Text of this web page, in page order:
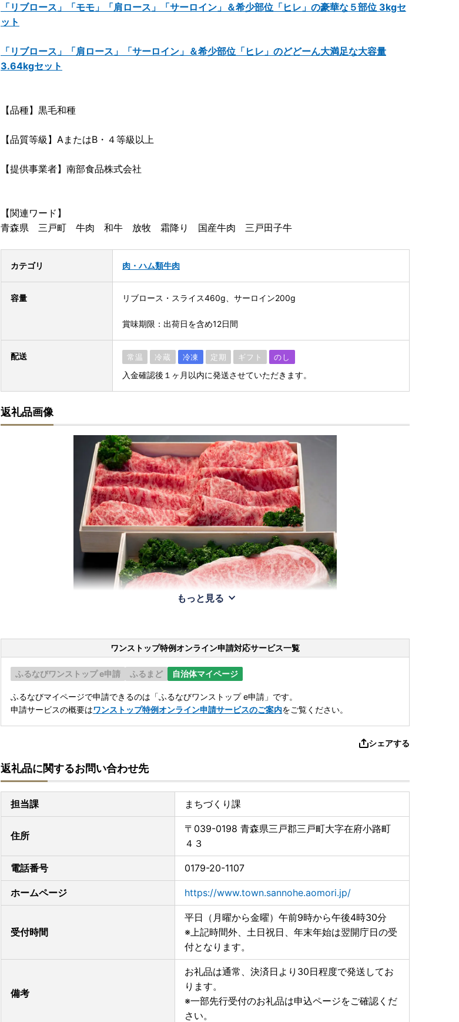
「リブロース」「モモ」「肩ロース」「サーロイン」＆希少部位「ヒレ」の豪華な５部位 3kgセ
ット
「リブロース」「肩ロース」「サーロイン」＆希少部位「ヒレ」のどどーん大満足な大容量
3.64kgセット
【品種】黒毛和種
【品質等級】AまたはB・４等級以上
【提供事業者】南部食品株式会社
【関連ワード】
青森県 三戸町 牛肉 和牛 放牧 霜降り 国産牛肉 三戸田子牛
カテゴリ 肉・ハム類牛肉
容量 リブロース・スライス460g、サーロイン200g
賞味期限：出荷日を含め12日間
配送 常温 冷蔵 冷凍 定期 ギフト のし
入金確認後１ヶ月以内に発送させていただきます。
返礼品画像
もっと見る
ワンストップ特例オンライン申請対応サービス一覧
ふるなびワンストップ e申請 ふるまど 自治体マイページ
ふるなびマイページで申請できるのは「ふるなびワンストップ e申請」です。
申請サービスの概要はワンストップ特例オンライン申請サービスのご案内をご覧ください。
シェアする
返礼品に関するお問い合わせ先
担当課 まちづくり課
住所
〒039-0198 青森県三戸郡三戸町大字在府小路町
４３
電話番号 0179-20-1107
ホームページ https://www.town.sannohe.aomori.jp/
受付時間
平日（月曜から金曜）午前9時から午後4時30分
※上記時間外、土日祝日、年末年始は翌開庁日の受
付となります。
備考
お礼品は通常、決済日より30日程度で発送してお
ります。
※一部先行受付のお礼品は申込ページをご確認くだ
さい。